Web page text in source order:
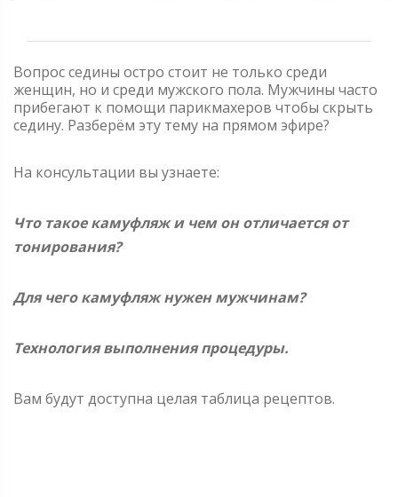
Вопрос седины остро стоит не только среди
женщин, но и среди мужского пола. Мужчины часто
прибегают к помощи парикмахеров чтобы скрыть
седину. Разберём эту тему на прямом эфире?
На консультации вы узнаете:
Что такое камуфляж и чем он отличается от
тонирования?
Для чего камуфляж нужен мужчинам?
Технология выполнения процедуры.
Вам будут доступна целая таблица рецептов.